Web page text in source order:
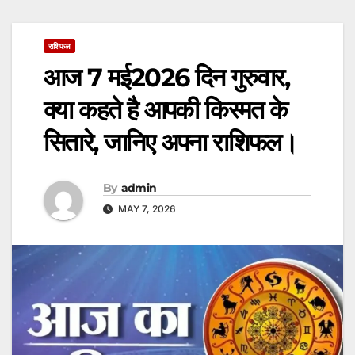
राशिफल
आज 7 मई2026 दिन गुरुवार,
क्या कहते है आपकी किस्मत के
सितारे, जानिए अपना राशिफल।
By admin
MAY 7, 2026